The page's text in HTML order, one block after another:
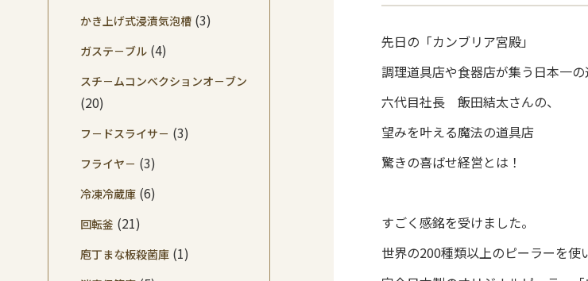
先日の「カンブリア宮殿」
調理道具店や食器店が集う日本一
六代目社長 飯田結太さんの、
望みを叶える魔法の道具店
驚きの喜ばせ経営とは！
すごく感銘を受けました。
世界の200種類以上のピーラーを使
かき上げ式浸漬気泡槽 (3)
ガステ－ブル (4)
スチ－ムコンベクションオ－ブン
(20)
フ－ドスライサ－ (3)
フライヤ－ (3)
冷凍冷蔵庫 (6)
回転釜 (21)
庖丁まな板殺菌庫 (1)